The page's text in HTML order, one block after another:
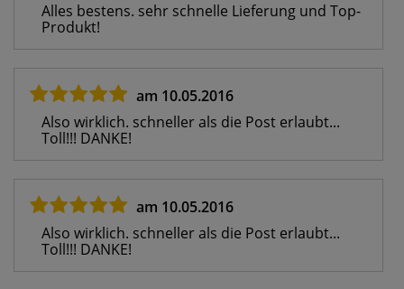
Alles bestens. sehr schnelle Lieferung und Top-
Produkt!
am 10.05.2016
Also wirklich. schneller als die Post erlaubt...
Toll!!! DANKE!
am 10.05.2016
Also wirklich. schneller als die Post erlaubt...
Toll!!! DANKE!